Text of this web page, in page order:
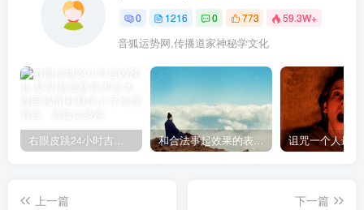
0 1216 0 773 59.3W+
音狐运势网,传播道家神秘学文化
右眼皮跳24小时吉凶预兆 和合法事起效果的表现，出现这些就要留意了
上一篇
下一篇